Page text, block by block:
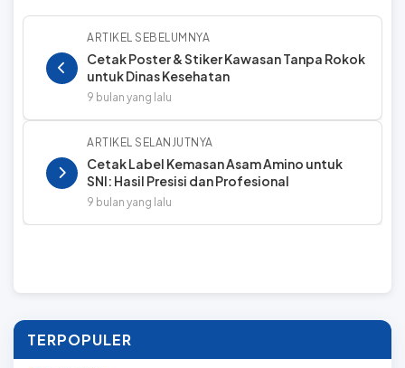
ARTIKEL SEBELUMNYA
Cetak Poster & Stiker Kawasan Tanpa Rokok
untuk Dinas Kesehatan
9 bulan yang lalu
ARTIKEL SELANJUTNYA
Cetak Label Kemasan Asam Amino untuk
SNI: Hasil Presisi dan Profesional
9 bulan yang lalu
TERPOPULER